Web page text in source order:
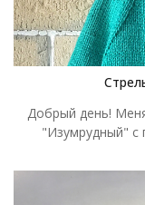
Добрый день!